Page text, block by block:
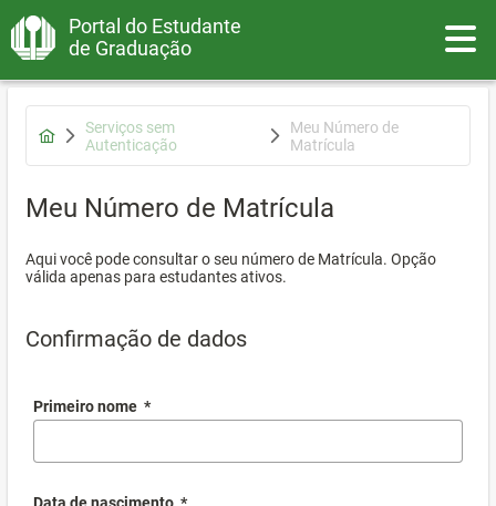
Portal do Estudante
de Graduação
Serviços sem
Autenticação
Meu Número de
Matrícula
Meu Número de Matrícula
Aqui você pode consultar o seu número de Matrícula. Opção
válida apenas para estudantes ativos.
Confirmação de dados
Primeiro nome *